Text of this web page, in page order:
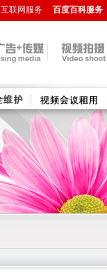
互联网服务 百度百科服务
大型纸花定制